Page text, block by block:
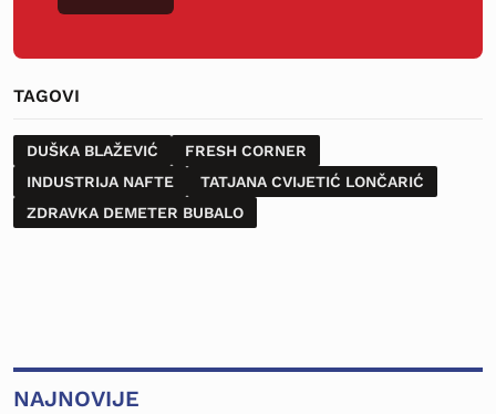
TAGOVI
DUŠKA BLAŽEVIĆ
FRESH CORNER
INDUSTRIJA NAFTE
TATJANA CVIJETIĆ LONČARIĆ
ZDRAVKA DEMETER BUBALO
NAJNOVIJE